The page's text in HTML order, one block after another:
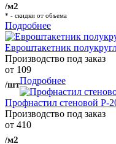
/м2
* - скидки от объема
Подробнее
Евроштакетник
Производство под заказ
от 109
/штПодробнее
Профнастил стеновой Р-
Производство под заказ
от 410
/м2